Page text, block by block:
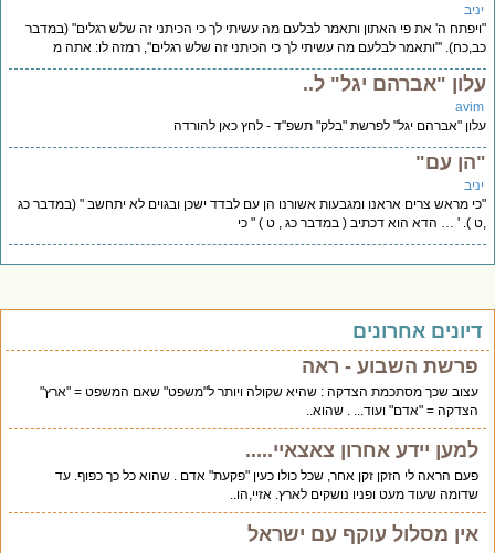
ה' את פי האתון ותאמר לבלעם מה עשיתי לך כי הכיתני זה שלש רגלים" (במדבר
'"ותאמר לבלעם מה עשיתי לך כי הכיתני זה שלש רגלים", רמזה לו: אתה מ
"אברהם יגל" ל..
"אברהם יגל" לפרשת "בלק" תשפ"ד - לחץ כאן להורדה
עם"
מראש צרים אראנו ומגבעות אשורנו הן עם לבדד ישכן ובגוים לא יתחשב " (במדבר כג
). ' … הדא הוא דכתיב ( במדבר כג , ט ) " כי
אחרונים
פרשת השבוע - ראה
עצוב שכך מסתכמת הצדקה : שהיא שקולה ויותר ל"משפט" שאם המשפט = "ארץ"
הצדקה = "אדם" ועוד... . שהוא..
למען יידע אחרון צאצאיי.....
פעם הראה לי הזקן זקן אחר, שכל כולו כעין "פקעת" אדם . שהוא כל כך כפוף. עד
שדומה שעוד מעט ופניו נושקים לארץ. אזיי,הו..
אין מסלול עוקף עם ישראל